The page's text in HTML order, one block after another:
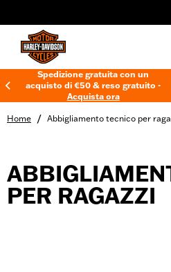
Spedizione gratuita con un
acquisto di €50 & reso gratuito -
Acquista ora
Home / Abbigliamento tecnico per
PER RAGAZZI